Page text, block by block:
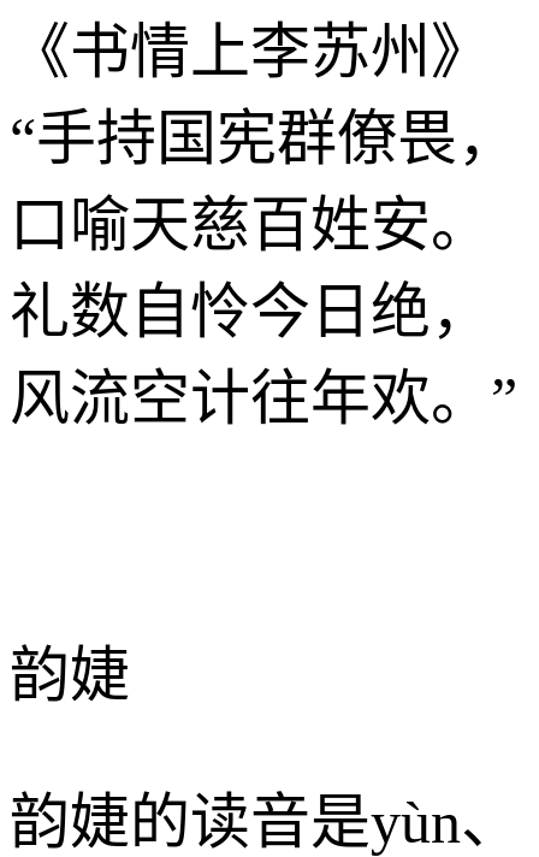
《书情上李苏州》
“手持国宪群僚畏，
口喻天慈百姓安。
礼数自怜今日绝，
风流空计往年欢。”
韵婕
韵婕的读音是yùn、